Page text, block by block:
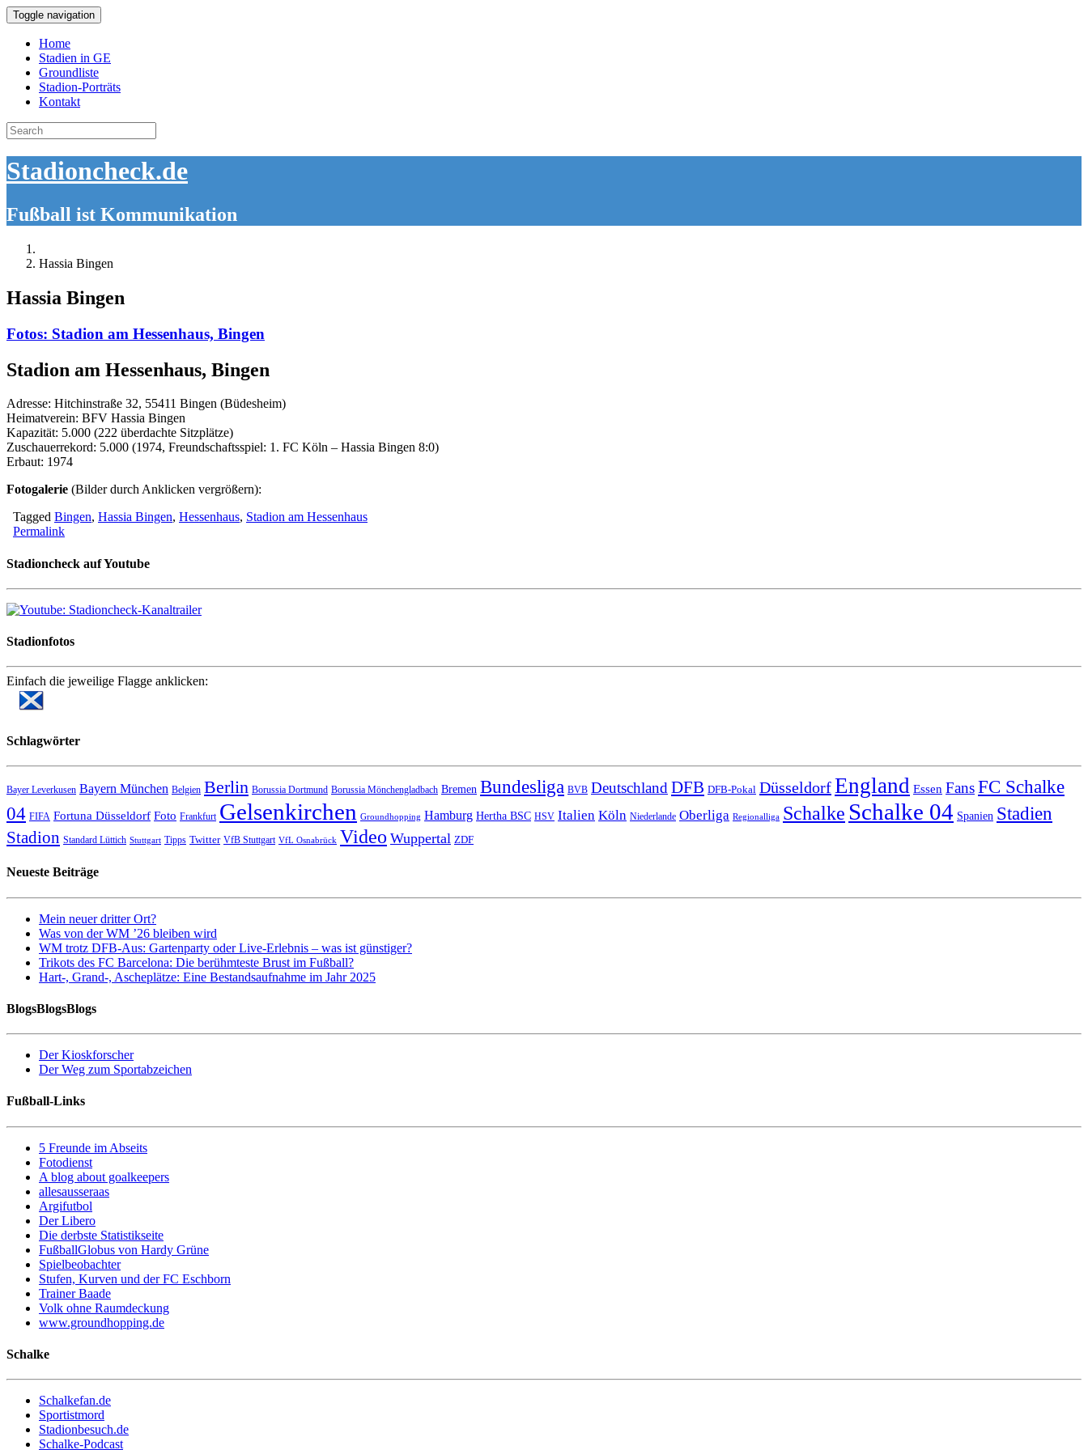
Toggle navigation
Home
Stadien in GE
Groundliste
Stadion-Porträts
Kontakt
Search
for:
Stadioncheck.de
Fußball ist Kommunikation
Hassia Bingen
Hassia Bingen
Fotos: Stadion am Hessenhaus, Bingen
Stadion am Hessenhaus, Bingen
Adresse: Hitchinstraße 32, 55411 Bingen (Büdesheim)
Heimatverein: BFV Hassia Bingen
Kapazität: 5.000 (222 überdachte Sitzplätze)
Zuschauerrekord: 5.000 (1974, Freundschaftsspiel: 1. FC Köln – Hassia Bingen 8:0)
Erbaut: 1974
Fotogalerie (Bilder durch Anklicken vergrößern):
Tagged Bingen, Hassia Bingen, Hessenhaus, Stadion am Hessenhaus
Permalink
Stadioncheck auf Youtube
Stadionfotos
Einfach die jeweilige Flagge anklicken:
Schlagwörter
Bayer Leverkusen Bayern München Belgien Berlin Borussia Dortmund Borussia Mönchengladbach Bremen Bundesliga BVB Deutschland DFB DFB-Pokal DüsseldorfEngland Essen FansFC Schalke
04 FIFA Fortuna Düsseldorf Foto Frankfurt Gelsenkirchen Groundhopping Hamburg Hertha BSC HSV Italien Köln Niederlande Oberliga Regionalliga Schalke Schalke 04 Spanien Stadien
Stadion Standard Lüttich Stuttgart Tipps Twitter VfB Stuttgart VfL Osnabrück Video Wuppertal ZDF
Neueste Beiträge
Mein neuer dritter Ort?
Was von der WM ’26 bleiben wird
WM trotz DFB-Aus: Gartenparty oder Live-Erlebnis – was ist günstiger?
Trikots des FC Barcelona: Die berühmteste Brust im Fußball?
Hart-, Grand-, Ascheplätze: Eine Bestandsaufnahme im Jahr 2025
BlogsBlogsBlogs
Der Kioskforscher
Der Weg zum Sportabzeichen
Fußball-Links
5 Freunde im Abseits
Fotodienst
A blog about goalkeepers
allesausseraas
Argifutbol
Der Libero
Die derbste Statistikseite
FußballGlobus von Hardy Grüne
Spielbeobachter
Stufen, Kurven und der FC Eschborn
Trainer Baade
Volk ohne Raumdeckung
www.groundhopping.de
Schalke
Schalkefan.de
Sportistmord
Stadionbesuch.de
Schalke-Podcast